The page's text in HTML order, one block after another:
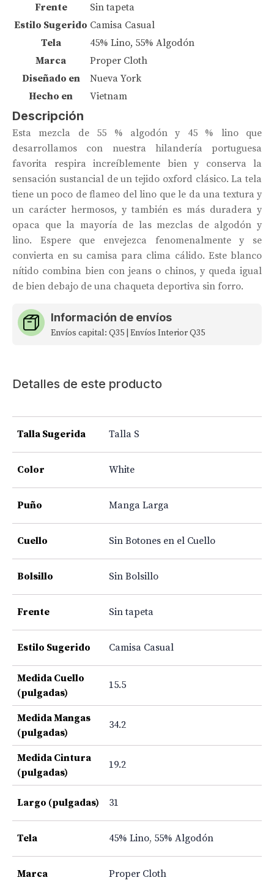
Frente
Sin tapeta
Estilo Sugerido Camisa Casual
Tela
45% Lino, 55% Algodón
Marca
Proper Cloth
Diseñado en
Nueva York
Hecho en
Vietnam
Descripción
Esta mezcla de 55 % algodón y 45 % lino que
desarrollamos con nuestra hilandería portuguesa
favorita respira increíblemente bien y conserva la
sensación sustancial de un tejido oxford clásico. La tela
tiene un poco de flameo del lino que le da una textura y
un carácter hermosos, y también es más duradera y
opaca que la mayoría de las mezclas de algodón y
lino. Espere que envejezca fenomenalmente y se
convierta en su camisa para clima cálido. Este blanco
nítido combina bien con jeans o chinos, y queda igual
de bien debajo de una chaqueta deportiva sin forro.
Información de envíos
Envíos capital: Q35 | Envíos Interior Q35
Detalles de este producto
Talla Sugerida Talla S
Color White
Puño Manga Larga
Cuello Sin Botones en el Cuello
Bolsillo Sin Bolsillo
Frente Sin tapeta
Estilo Sugerido Camisa Casual
Medida Cuello
(pulgadas)
15.5
Medida Mangas
(pulgadas)
34.2
Medida Cintura
(pulgadas)
19.2
Largo (pulgadas) 31
Tela 45% Lino, 55% Algodón
Marca Proper Cloth